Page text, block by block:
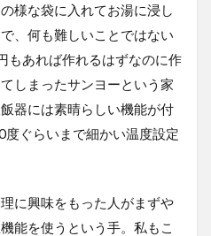
様な袋に入れてお湯に浸し
、何も難しいことではない
もあれば作れるはずなのに作
しまったサンヨーという家
器には素晴らしい機能が付
ぐらいまで細かい温度設定
に興味をもった人がまずや
能を使うという手。私もこ